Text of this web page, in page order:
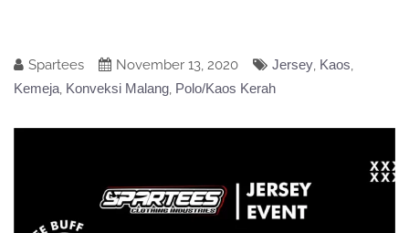
Spartees November 13, 2020 Jersey, Kaos,
Kemeja, Konveksi Malang, Polo/Kaos Kerah